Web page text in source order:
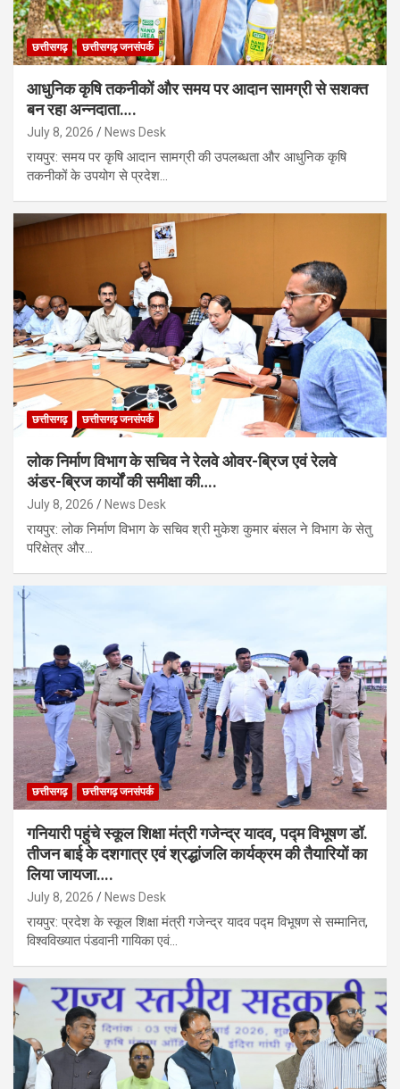
छत्तीसगढ़ छत्तीसगढ़ जनसंपर्क
आधुनिक कृषि तकनीकों और समय पर आदान सामग्री से सशक्त
बन रहा अन्नदाता….
July 8, 2026 News Desk
रायपुर: समय पर कृषि आदान सामग्री की उपलब्धता और आधुनिक कृषि
तकनीकों के उपयोग से प्रदेश…
छत्तीसगढ़ छत्तीसगढ़ जनसंपर्क
लोक निर्माण विभाग के सचिव ने रेलवे ओवर-ब्रिज एवं रेलवे
अंडर-ब्रिज कार्यों की समीक्षा की….
July 8, 2026 News Desk
रायपुर: लोक निर्माण विभाग के सचिव श्री मुकेश कुमार बंसल ने विभाग के सेतु
परिक्षेत्र और…
छत्तीसगढ़ छत्तीसगढ़ जनसंपर्क
गनियारी पहुंचे स्कूल शिक्षा मंत्री गजेन्द्र यादव, पद्म विभूषण डॉ.
तीजन बाई के दशगात्र एवं श्रद्धांजलि कार्यक्रम की तैयारियों का
लिया जायजा….
July 8, 2026 News Desk
रायपुर: प्रदेश के स्कूल शिक्षा मंत्री गजेन्द्र यादव पद्म विभूषण से सम्मानित,
विश्वविख्यात पंडवानी गायिका एवं…